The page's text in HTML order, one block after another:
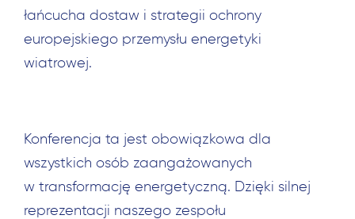
łańcucha dostaw i strategii ochrony
europejskiego przemysłu energetyki
wiatrowej.
Konferencja ta jest obowiązkowa dla
wszystkich osób zaangażowanych
w transformację energetyczną. Dzięki silnej
reprezentacji naszego zespołu